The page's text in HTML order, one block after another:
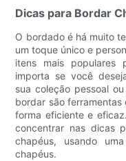
Dicas para Bordar
O bordado é há muito
um toque único e
itens mais populares
importa se você
sua coleção pessoal
bordar são ferramentas
forma eficiente e
concentrar nas dicas
chapéus, usando
chapéus.